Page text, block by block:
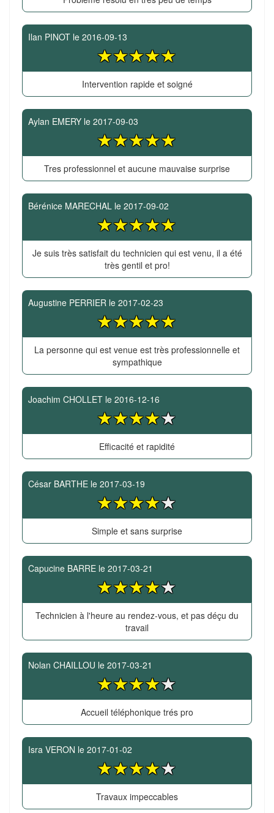
Ilan PINOT le 2016-09-13
Intervention rapide et soigné
Aylan EMERY le 2017-09-03
Tres professionnel et aucune mauvaise surprise
Bérénice MARECHAL le 2017-09-02
Je suis très satisfait du technicien qui est venu, il a été
très gentil et pro!
Augustine PERRIER le 2017-02-23
La personne qui est venue est très professionnelle et
sympathique
Joachim CHOLLET le 2016-12-16
Efficacité et rapidité
César BARTHE le 2017-03-19
Simple et sans surprise
Capucine BARRE le 2017-03-21
Technicien à l'heure au rendez-vous, et pas déçu du
travail
Nolan CHAILLOU le 2017-03-21
Accueil téléphonique trés pro
Isra VERON le 2017-01-02
Travaux impeccables